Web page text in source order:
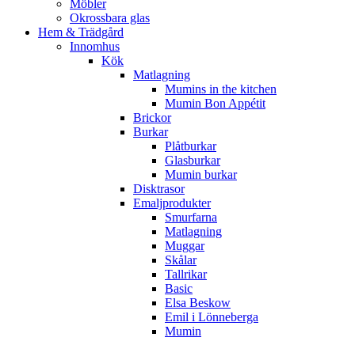
Möbler
Okrossbara glas
Hem & Trädgård
Innomhus
Kök
Matlagning
Mumins in the kitchen
Mumin Bon Appétit
Brickor
Burkar
Plåtburkar
Glasburkar
Mumin burkar
Disktrasor
Emaljprodukter
Smurfarna
Matlagning
Muggar
Skålar
Tallrikar
Basic
Elsa Beskow
Emil i Lönneberga
Mumin